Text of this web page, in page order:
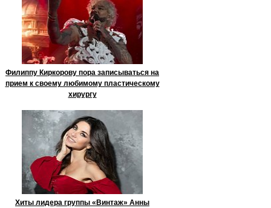
Филиппу Киркорову пора записываться на
прием к своему любимому пластическому
хирургу
Хиты лидера группы «Винтаж» Анны